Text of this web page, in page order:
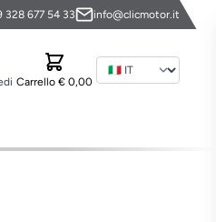
328 677 54 33 info@clicmotor.it
Carrello € 0,00